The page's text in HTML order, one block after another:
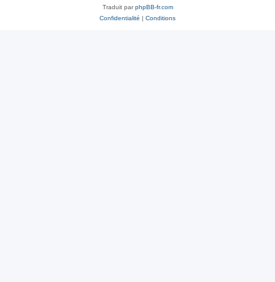
Traduit parphpBB-fr.com
Confidentialité | Conditions